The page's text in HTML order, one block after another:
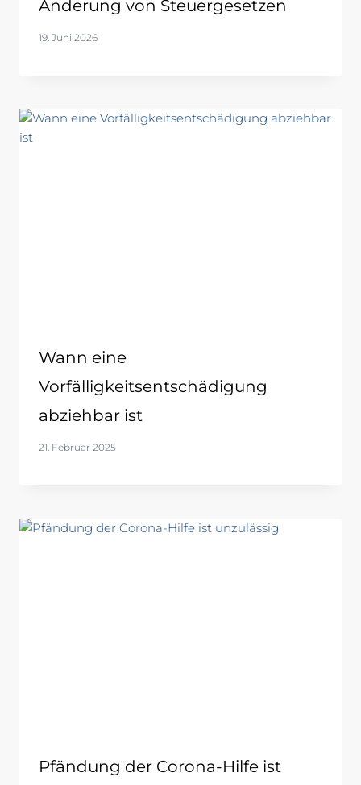
Änderung von Steuergesetzen
19. Juni 2026
Wann eine
Vorfälligkeitsentschädigung
abziehbar ist
21. Februar 2025
Pfändung der Corona-Hilfe ist